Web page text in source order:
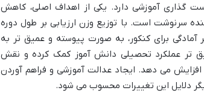
گذاری آموزشی دارد. یکی از اهداف اصلی، کاهش
سرنوشت است. با توزیع وزن ارزیابی بر طول دوره
برای کنکور، به صورت پیوسته و عمیق تر به
تر عملکرد تحصیلی دانش آموز کمک کرده و نقش
می دهد. ایجاد عدالت آموزشی و فراهم آوردن
دلایل این تغییرات محسوب می شود.